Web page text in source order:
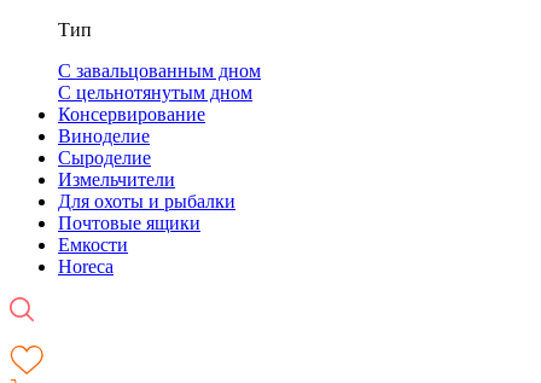
Тип
С завальцованным дном
С цельнотянутым дном
Консервирование
Виноделие
Сыроделие
Измельчители
Для охоты и рыбалки
Почтовые ящики
Емкости
Horeca